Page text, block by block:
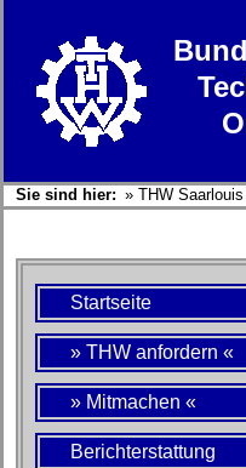
Sie sind hier: » THW Saarlouis
Startseite
» THW anfordern «
» Mitmachen «
Berichterstattung